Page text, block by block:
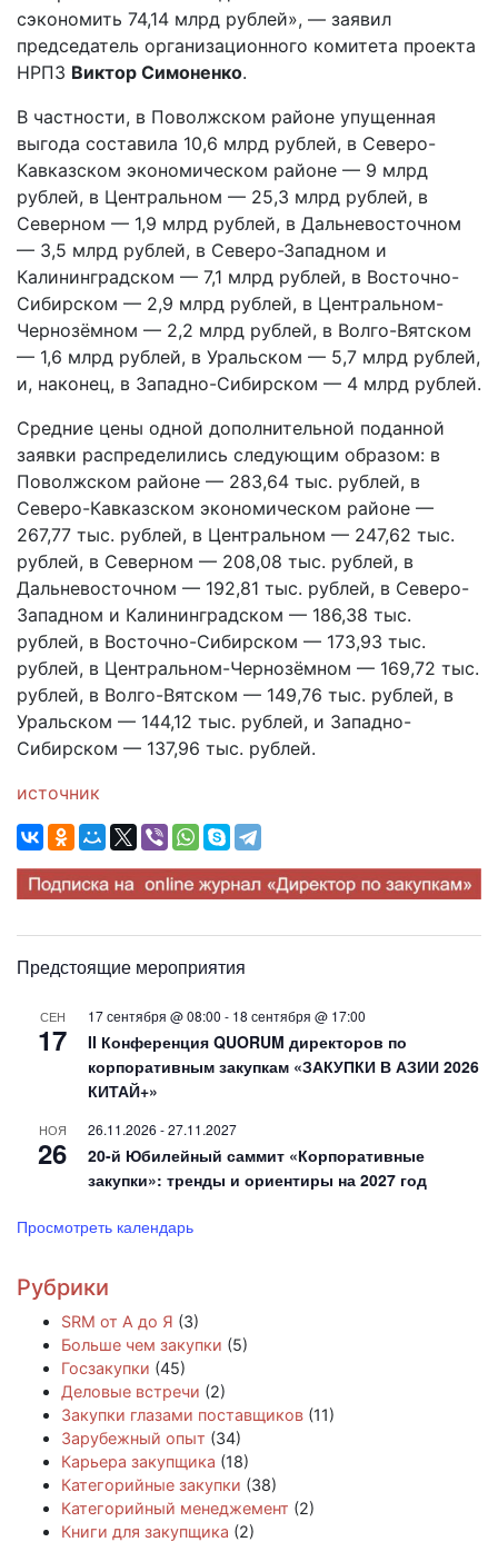
сэкономить 74,14 млрд рублей», — заявил
председатель организационного комитета проекта
НРПЗ Виктор Симоненко.
В частности, в Поволжском районе упущенная
выгода составила 10,6 млрд рублей, в Северо-
Кавказском экономическом районе — 9 млрд
рублей, в Центральном — 25,3 млрд рублей, в
Северном — 1,9 млрд рублей, в Дальневосточном
— 3,5 млрд рублей, в Северо-Западном и
Калининградском — 7,1 млрд рублей, в Восточно-
Сибирском — 2,9 млрд рублей, в Центральном-
Чернозёмном — 2,2 млрд рублей, в Волго-Вятском
— 1,6 млрд рублей, в Уральском — 5,7 млрд рублей,
и, наконец, в Западно-Сибирском — 4 млрд рублей.
Средние цены одной дополнительной поданной
заявки распределились следующим образом: в
Поволжском районе — 283,64 тыс. рублей, в
Северо-Кавказском экономическом районе —
267,77 тыс. рублей, в Центральном — 247,62 тыс.
рублей, в Северном — 208,08 тыс. рублей, в
Дальневосточном — 192,81 тыс. рублей, в Северо-
Западном и Калининградском — 186,38 тыс.
рублей, в Восточно-Сибирском — 173,93 тыс.
рублей, в Центральном-Чернозёмном — 169,72 тыс.
рублей, в Волго-Вятском — 149,76 тыс. рублей, в
Уральском — 144,12 тыс. рублей, и Западно-
Сибирском — 137,96 тыс. рублей.
источник
Предстоящие мероприятия
СЕН
17
17 сентября @ 08:00 - 18 сентября @ 17:00
II Конференция QUORUM директоров по
корпоративным закупкам «ЗАКУПКИ В АЗИИ 2026
КИТАЙ+»
НОЯ
26
26.11.2026 -27.11.2027
20-й Юбилейный саммит «Корпоративные
закупки»: тренды и ориентиры на 2027 год
Просмотреть календарь
Рубрики
SRM от А до Я (3)
Больше чем закупки (5)
Госзакупки (45)
Деловые встречи (2)
Закупки глазами поставщиков (11)
Зарубежный опыт (34)
Карьера закупщика (18)
Категорийные закупки (38)
Категорийный менеджемент (2)
Книги для закупщика (2)